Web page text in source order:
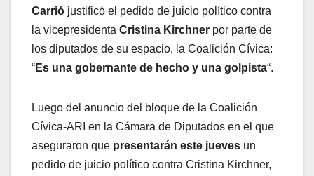
Carrió justificó el pedido de juicio político contra
la vicepresidenta Cristina Kirchner por parte de
los diputados de su espacio, la Coalición Cívica:
“Es una gobernante de hecho y una golpista“.
Luego del anuncio del bloque de la Coalición
Cívica-ARI en la Cámara de Diputados en el que
aseguraron que presentarán este jueves un
pedido de juicio político contra Cristina Kirchner,